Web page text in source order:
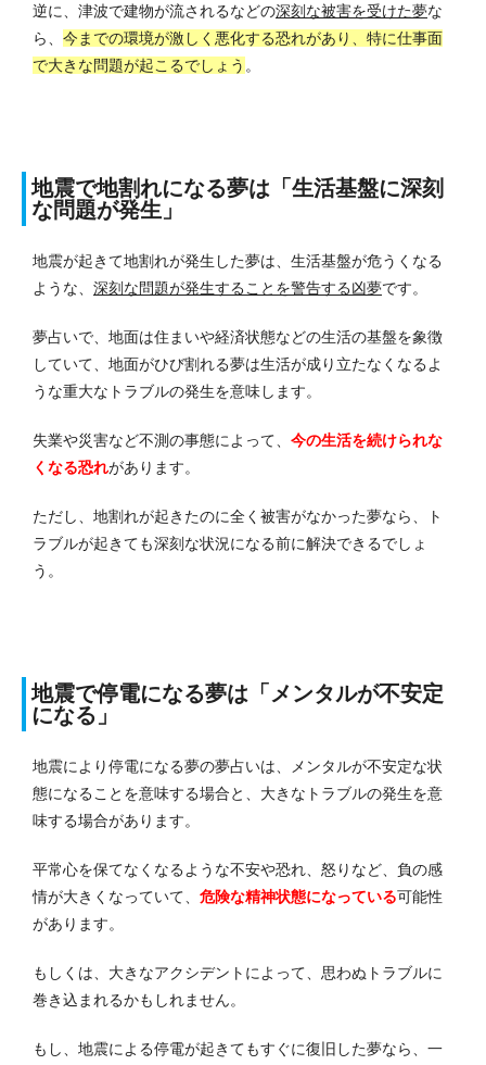
逆に、津波で建物が流されるなどの深刻な被害を受けた夢な
ら、 今までの環境が激しく悪化する恐れがあり、特に仕事面
で大きな問題が起こるでしょう 。
地震で地割れになる夢は「生活基盤に深刻
な問題が発生」
地震が起きて地割れが発生した夢は、生活基盤が危うくなる
ような、 深刻な問題が発生することを警告する凶夢です。
夢占いで、地面は住まいや経済状態などの生活の基盤を象徴
していて、地面がひび割れる夢は生活が成り立たなくなるよ
うな重大なトラブルの発生を意味します。
失業や災害など不測の事態によって、 今の生活を続けられな
くなる恐れがあります。
ただし、地割れが起きたのに全く被害がなかった夢なら、ト
ラブルが起きても深刻な状況になる前に解決できるでしょ
う。
地震で停電になる夢は「メンタルが不安定
になる」
地震により停電になる夢の夢占いは、メンタルが不安定な状
態になることを意味する場合と、大きなトラブルの発生を意
味する場合があります。
平常心を保てなくなるような不安や恐れ、怒りなど、負の感
情が大きくなっていて、 危険な精神状態になっている可能性
があります。
もしくは、大きなアクシデントによって、思わぬトラブルに
巻き込まれるかもしれません。
もし、地震による停電が起きてもすぐに復旧した夢なら、一